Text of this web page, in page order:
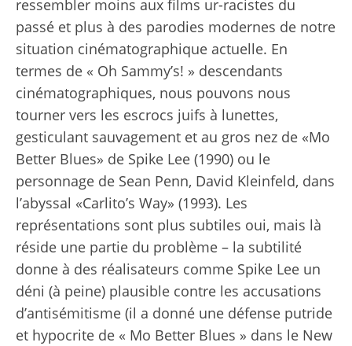
ressembler moins aux films ur-racistes du
passé et plus à des parodies modernes de notre
situation cinématographique actuelle. En
termes de « Oh Sammy’s! » descendants
cinématographiques, nous pouvons nous
tourner vers les escrocs juifs à lunettes,
gesticulant sauvagement et au gros nez de «Mo
Better Blues» de Spike Lee (1990) ou le
personnage de Sean Penn, David Kleinfeld, dans
l’abyssal «Carlito’s Way» (1993). Les
représentations sont plus subtiles oui, mais là
réside une partie du problème – la subtilité
donne à des réalisateurs comme Spike Lee un
déni (à peine) plausible contre les accusations
d’antisémitisme (il a donné une défense putride
et hypocrite de « Mo Better Blues » dans le New